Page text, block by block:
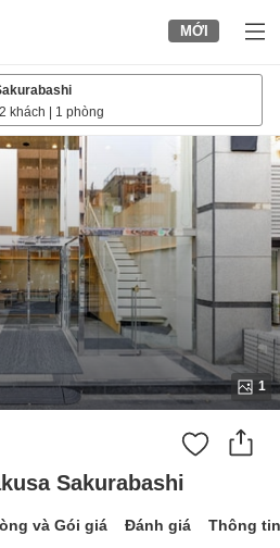
MỚI
2 khách 1 phòng
1
Sakurabashi
và Gói giá Đánh giá Thông